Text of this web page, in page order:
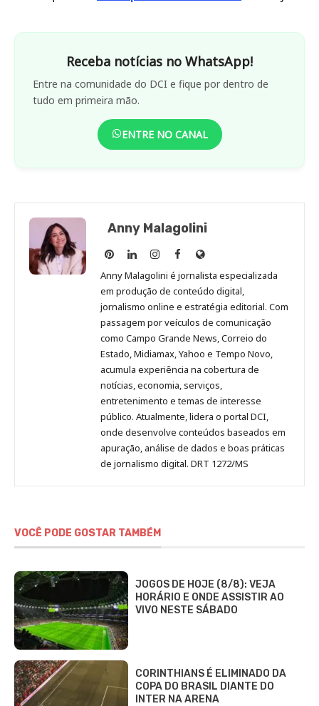
Receba notícias no WhatsApp!
Entre na comunidade do DCI e fique por dentro de
tudo em primeira mão.
ENTRE NO CANAL
Anny Malagolini
Anny
Malagolini
no
Pinterest
Anny
Malagolini
no
LinkedIn
Anny
Malagolini
no
Instagram
Anny
Malagolini
no
Facebook
Site
de
Anny
Malagolini
Anny Malagolini é jornalista especializada
em produção de conteúdo digital,
jornalismo online e estratégia editorial. Com
passagem por veículos de comunicação
como Campo Grande News, Correio do
Estado, Midiamax, Yahoo e Tempo Novo,
acumula experiência na cobertura de
notícias, economia, serviços,
entretenimento e temas de interesse
público. Atualmente, lidera o portal DCI,
onde desenvolve conteúdos baseados em
apuração, análise de dados e boas práticas
de jornalismo digital. DRT 1272/MS
VOCÊ PODE GOSTAR TAMBÉM
JOGOS DE HOJE (8/8): VEJA
HORÁRIO E ONDE ASSISTIR AO
VIVO NESTE SÁBADO
CORINTHIANS É ELIMINADO DA
COPA DO BRASIL DIANTE DO
INTER NA ARENA